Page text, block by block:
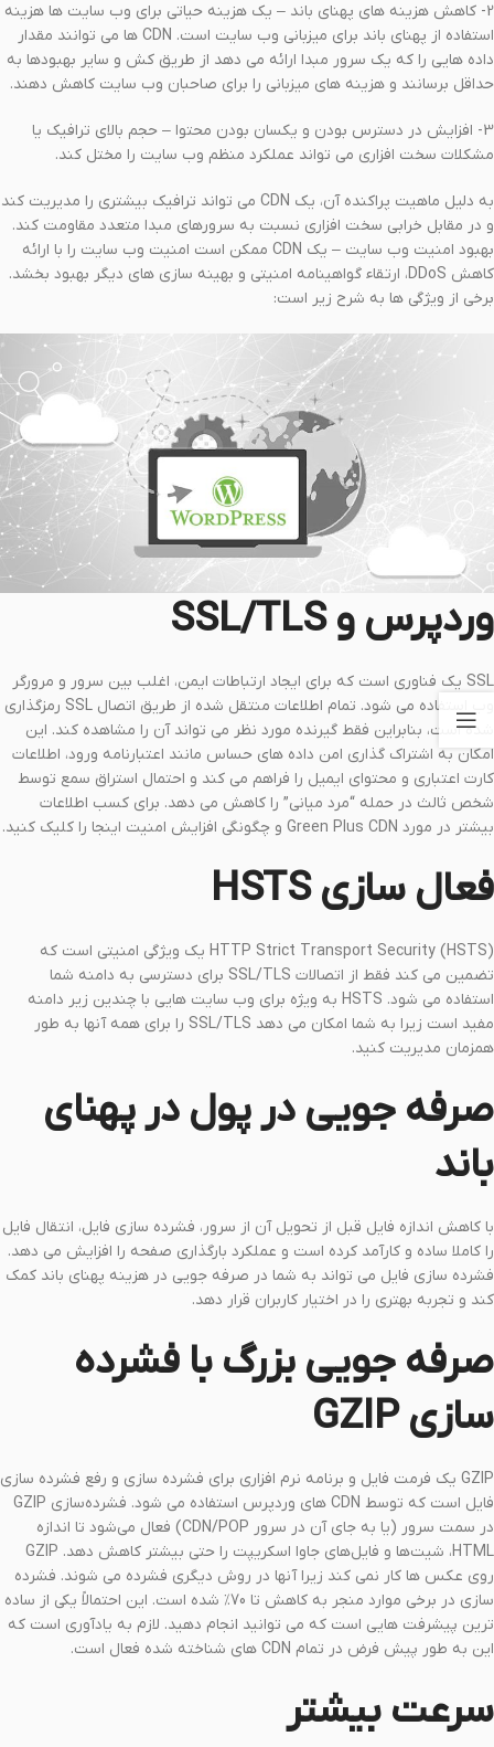
2- کاهش هزینه های پهنای باند – یک هزینه حیاتی برای وب سایت ها هزینه
استفاده از پهنای باند برای میزبانی وب سایت است. CDN ها می توانند مقدار
داده هایی را که یک سرور مبدا ارائه می دهد از طریق کش و سایر بهبودها به
حداقل برسانند و هزینه های میزبانی را برای صاحبان وب سایت کاهش دهند.
3- افزایش در دسترس بودن و یکسان بودن محتوا – حجم بالای ترافیک یا
مشکلات سخت افزاری می تواند عملکرد منظم وب سایت را مختل کند.
به دلیل ماهیت پراکنده آن، یک CDN می تواند ترافیک بیشتری را مدیریت کند
و در مقابل خرابی سخت افزاری نسبت به سرورهای مبدا متعدد مقاومت کند.
بهبود امنیت وب سایت – یک CDN ممکن است امنیت وب سایت را با ارائه
کاهش DDoS، ارتقاء گواهینامه امنیتی و بهینه سازی های دیگر بهبود بخشد.
برخی از ویژگی ها به شرح زیر است:
وردپرس و SSL/TLS
SSL یک فناوری است که برای ایجاد ارتباطات ایمن، اغلب بین سرور و مرورگر
وب استفاده می شود. تمام اطلاعات منتقل شده از طریق اتصال SSL رمزگذاری
شده است، بنابراین فقط گیرنده مورد نظر می تواند آن را مشاهده کند. این
امکان به اشتراک گذاری امن داده های حساس مانند اعتبارنامه ورود، اطلاعات
کارت اعتباری و محتوای ایمیل را فراهم می کند و احتمال استراق سمع توسط
شخص ثالث در حمله “مرد میانی” را کاهش می دهد. برای کسب اطلاعات
بیشتر در مورد Green Plus CDN و چگونگی افزایش امنیت اینجا را کلیک کنید.
فعال سازی HSTS
HTTP Strict Transport Security (HSTS) یک ویژگی امنیتی است که
تضمین می کند فقط از اتصالات SSL/TLS برای دسترسی به دامنه شما
استفاده می شود. HSTS به ویژه برای وب سایت هایی با چندین زیر دامنه
مفید است زیرا به شما امکان می دهد SSL/TLS را برای همه آنها به طور
همزمان مدیریت کنید.
صرفه جویی در پول در پهنای
باند
با کاهش اندازه فایل قبل از تحویل آن از سرور، فشرده سازی فایل، انتقال فایل
را کاملا ساده و کارآمد کرده است و عملکرد بارگذاری صفحه را افزایش می دهد.
فشرده سازی فایل می تواند به شما در صرفه جویی در هزینه پهنای باند کمک
کند و تجربه بهتری را در اختیار کاربران قرار دهد.
صرفه جویی بزرگ با فشرده
سازی GZIP
GZIP یک فرمت فایل و برنامه نرم افزاری برای فشرده سازی و رفع فشرده سازی
فایل است که توسط CDN های وردپرس استفاده می شود. فشرده‌سازی GZIP
در سمت سرور (یا به جای آن در سرور CDN/POP) فعال می‌شود تا اندازه
HTML، شیت‌ها و فایل‌های جاوا اسکریپت را حتی بیشتر کاهش دهد. GZIP
روی عکس ها کار نمی کند زیرا آنها در روش دیگری فشرده می شوند. فشرده
سازی در برخی موارد منجر به کاهش تا 70٪ شده است. این احتمالاً یکی از ساده
ترین پیشرفت هایی است که می توانید انجام دهید. لازم به یادآوری است که
این به طور پیش فرض در تمام CDN های شناخته شده فعال است.
سرعت بیشتر